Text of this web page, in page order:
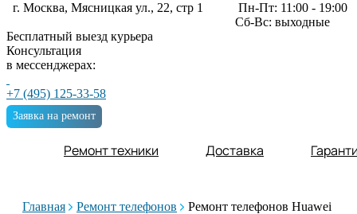
г. Москва, Мясницкая ул., 22, стр 1
Пн-Пт: 11:00 - 19:00
Сб-Вс: выходные
Бесплатный выезд курьера
Консультация
в мессенджерах:
+7 (495) 125-33-58
Заявка на ремонт
Ремонт техники Доставка
Главная Ремонт телефонов Ремонт телефонов Huawei